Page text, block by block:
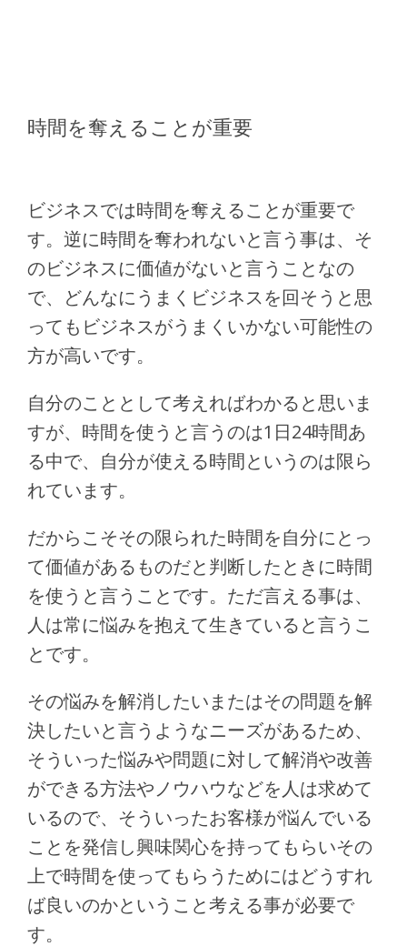
時間を奪えることが重要
ビジネスでは時間を奪えることが重要で
す。逆に時間を奪われないと言う事は、そ
のビジネスに価値がないと言うことなの
で、どんなにうまくビジネスを回そうと思
ってもビジネスがうまくいかない可能性の
方が高いです。
自分のこととして考えればわかると思いま
すが、時間を使うと言うのは1日24時間あ
る中で、自分が使える時間というのは限ら
れています。
だからこそその限られた時間を自分にとっ
て価値があるものだと判断したときに時間
を使うと言うことです。ただ言える事は、
人は常に悩みを抱えて生きていると言うこ
とです。
その悩みを解消したいまたはその問題を解
決したいと言うようなニーズがあるため、
そういった悩みや問題に対して解消や改善
ができる方法やノウハウなどを人は求めて
いるので、そういったお客様が悩んでいる
ことを発信し興味関心を持ってもらいその
上で時間を使ってもらうためにはどうすれ
ば良いのかということ考える事が必要で
す。